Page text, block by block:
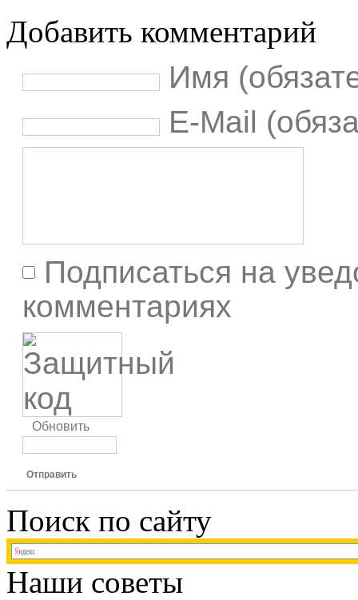
Добавить комментарий
Имя
E-Mail
Подписаться на
комментариях
Обновить
Отправить
Поиск по сайту
Наши советы